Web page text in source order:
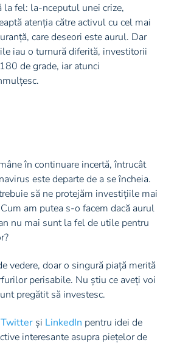
la fel: la-nceputul unei crize,
atenția către activul cu cel mai
care deseori este aurul. Dar
iau o turnură diferită, investitorii
de grade, iar atunci
în continuare incertă, întrucât
este departe de a se încheia.
să ne protejăm investițiile mai
am putea s-o facem dacă aurul
nu mai sunt la fel de utile pentru
vedere, doar o singură piață merită
perisabile. Nu știu ce aveți voi
pregătit să investesc.
Twitter și LinkedIn pentru idei de
interesante asupra piețelor de